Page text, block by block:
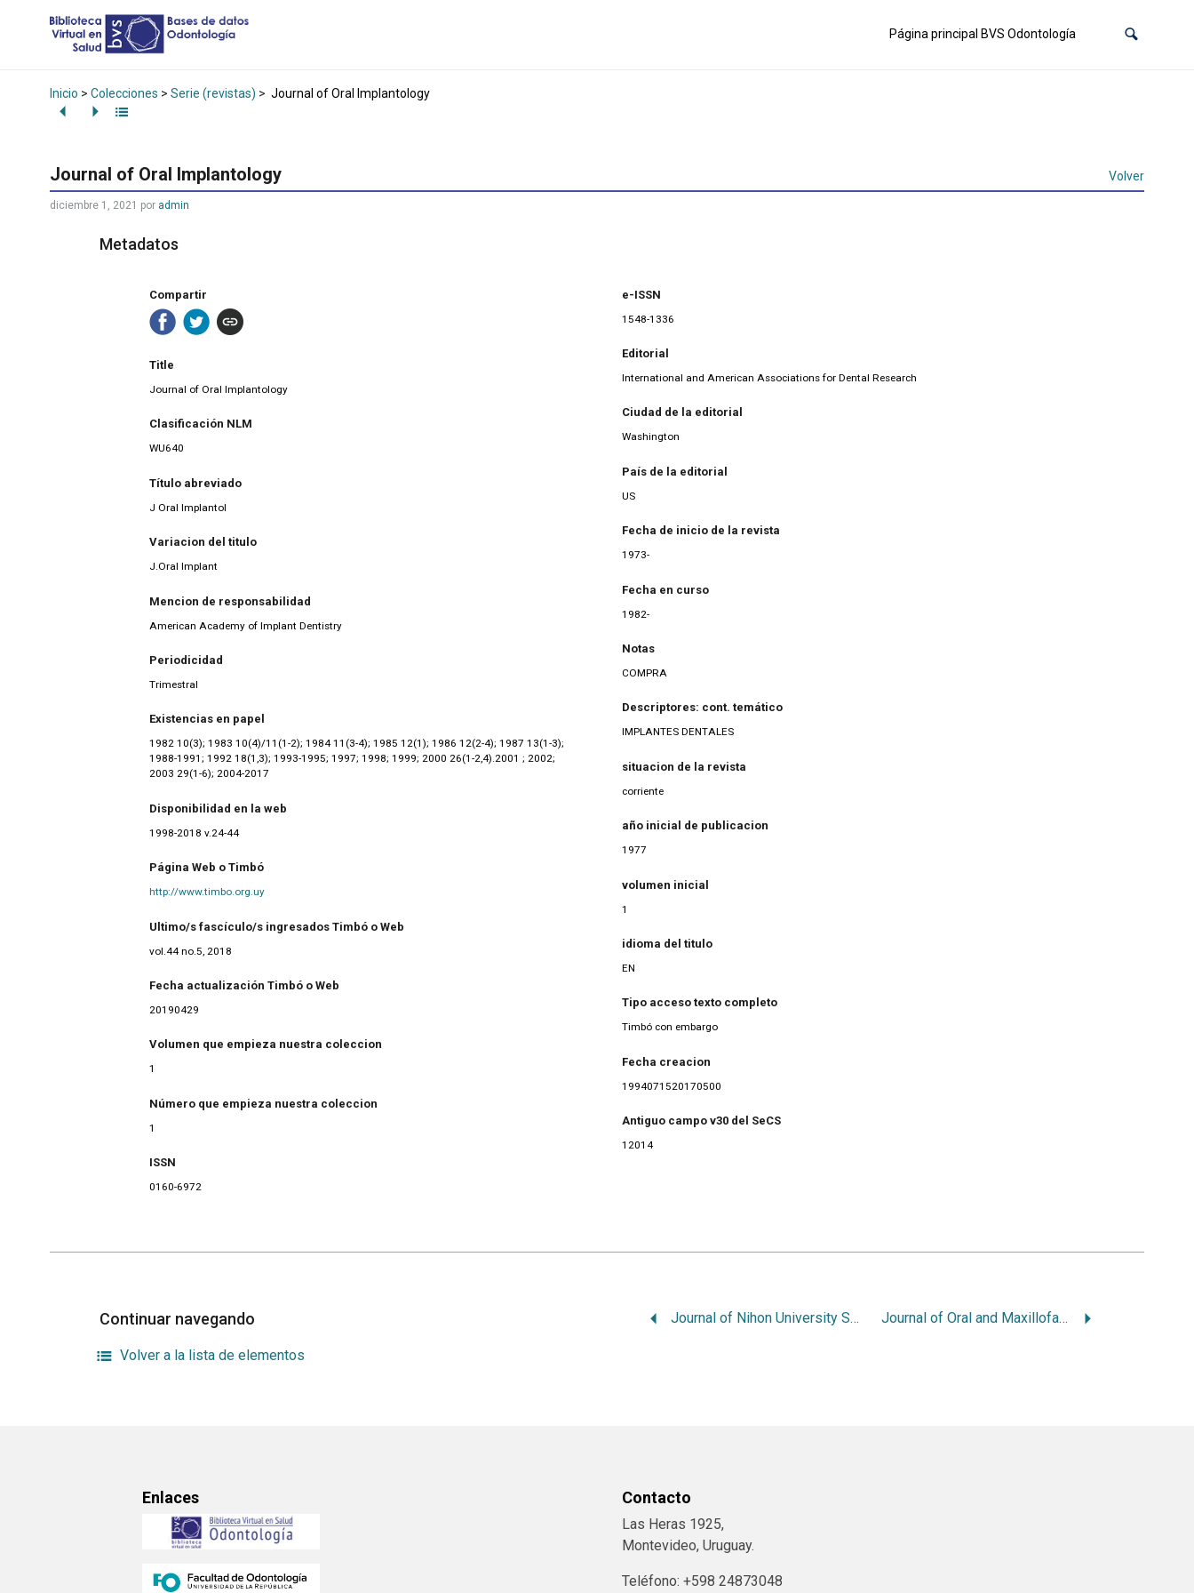
Página principal BVS Odontología
Inicio > Colecciones > Serie (revistas) > Journal of Oral Implantology
Journal of Oral Implantology Volver
diciembre 1, 2021 por admin
Metadatos
Compartir
Title
Journal of Oral Implantology
Clasificación NLM
WU640
Título abreviado
J Oral Implantol
Variacion del titulo
J.Oral Implant
Mencion de responsabilidad
American Academy of Implant Dentistry
Periodicidad
Trimestral
Existencias en papel
1982 10(3); 1983 10(4)/11(1-2); 1984 11(3-4); 1985 12(1); 1986 12(2-4); 1987 13(1-3);
1988-1991; 1992 18(1,3); 1993-1995; 1997; 1998; 1999; 2000 26(1-2,4).2001 ; 2002;
2003 29(1-6); 2004-2017
Disponibilidad en la web
1998-2018 v.24-44
Página Web o Timbó
http://www.timbo.org.uy
Ultimo/s fascículo/s ingresados Timbó o Web
vol.44 no.5, 2018
Fecha actualización Timbó o Web
20190429
Volumen que empieza nuestra coleccion
1
Número que empieza nuestra coleccion
1
ISSN
0160-6972
e-ISSN
1548-1336
Editorial
International and American Associations for Dental Research
Ciudad de la editorial
Washington
País de la editorial
US
Fecha de inicio de la revista
1973-
Fecha en curso
1982-
Notas
COMPRA
Descriptores: cont. temático
IMPLANTES DENTALES
situacion de la revista
corriente
año inicial de publicacion
1977
volumen inicial
1
idioma del titulo
EN
Tipo acceso texto completo
Timbó con embargo
Fecha creacion
1994071520170500
Antiguo campo v30 del SeCS
12014
Continuar navegando Journal of Nihon University School of Dentistry Journal of Oral and Maxillofacial Surgery
Volver a la lista de elementos
Enlaces Contacto
Las Heras 1925,
Montevideo, Uruguay.
Teléfono: +598 24873048